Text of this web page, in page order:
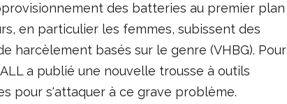
des batteries au premier plan
en particulier les femmes, subissent des
harcèlement basés sur le genre (VHBG). Pour
a publié une nouvelle trousse à outils
pour s'attaquer à ce grave problème.